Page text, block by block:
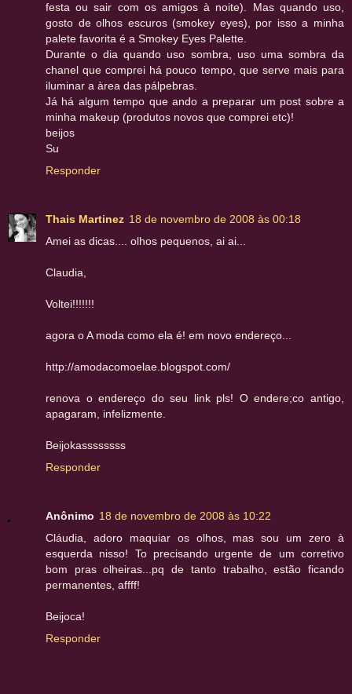
festa ou sair com os amigos à noite). Mas quando uso,
gosto de olhos escuros (smokey eyes), por isso a minha
palete favorita é a Smokey Eyes Palette.
Durante o dia quando uso sombra, uso uma sombra da
chanel que comprei há pouco tempo, que serve mais para
iluminar a àrea das pálpebras.
Já há algum tempo que ando a preparar um post sobre a
minha makeup (produtos novos que comprei etc)!
beijos
Su
Responder
Thais Martinez 18 de novembro de 2008 às 00:18
Amei as dicas.... olhos pequenos, ai ai...
Claudia,
Voltei!!!!!!!
agora o A moda como ela é! em novo endereço...
http://amodacomoelae.blogspot.com/
renova o endereço do seu link pls! O endere;co antigo,
apagaram, infelizmente.
Beijokassssssss
Responder
Anônimo 18 de novembro de 2008 às 10:22
Cláudia, adoro maquiar os olhos, mas sou um zero à
esquerda nisso! To precisando urgente de um corretivo
bom pras olheiras...pq de tanto trabalho, estão ficando
permanentes, affff!
Beijoca!
Responder